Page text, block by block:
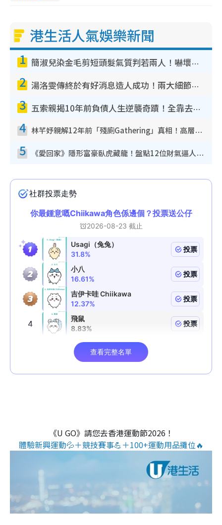
港生活人氣娛樂新聞
1 簡淑兒染金毛剪短頭髮氣質判若兩人！嚇壞老公麥大力都認唔出：「你做咩事？」
2 湯洛雯傳終於有好消息造人成功！兩大細節曝孕味極濃惹猜測：大肚婆先會咁！
3 五索親揭10年前負債人生逆襲奇蹟！全靠去一地方轉運後即遇上馬先生
4 林芊妤親解12年前「殘廁Gathering」真相！高層解約一句話重創尊嚴至今拒返TVB
5 《愛回家》隱形富豪臥虎藏龍！盤點12位財氣逼人的有錢藝人：呢位靚女3億身家唔憂做
《U GO》請您去香港運動節2026！
體驗新興運動💦＋競技賽事💪＋100+運動用品攤位🔥